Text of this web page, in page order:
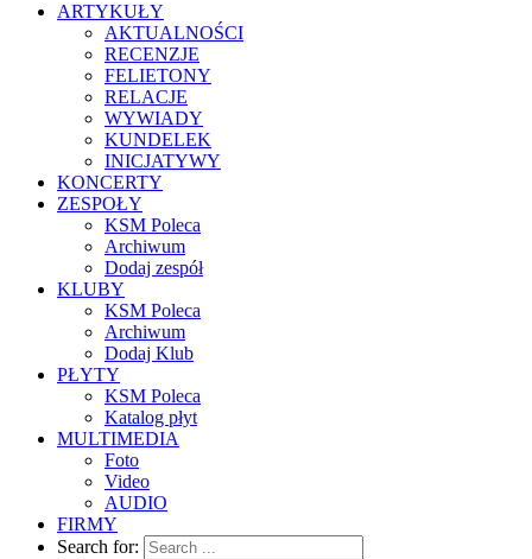
ARTYKUŁY
AKTUALNOŚCI
RECENZJE
FELIETONY
RELACJE
WYWIADY
KUNDELEK
INICJATYWY
KONCERTY
ZESPOŁY
KSM Poleca
Archiwum
Dodaj zespół
KLUBY
KSM Poleca
Archiwum
Dodaj Klub
PŁYTY
KSM Poleca
Katalog płyt
MULTIMEDIA
Foto
Video
AUDIO
FIRMY
Search for: